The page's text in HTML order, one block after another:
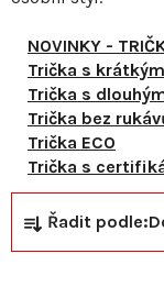
NOVINKY -
Trička s
Trička s
Trička bez
Trička ECO
Trička s
Ř
Řadit podle:
V